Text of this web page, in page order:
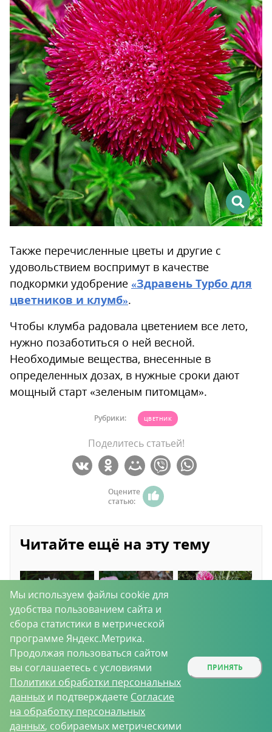
Также перечисленные цветы и другие с
удовольствием воспримут в качестве
подкормки удобрение «Здравень Турбо для
цветников и клумб».
Чтобы клумба радовала цветением все лето,
нужно позаботиться о ней весной.
Необходимые вещества, внесенные в
определенных дозах, в нужные сроки дают
мощный старт «зеленым питомцам».
Рубрики: ЦВЕТНИК
Поделитесь статьей!
Оцените
статью:
Читайте ещё на эту тему
Астры: пересадка
стимулирует
цветение
Чем подкормить
розы для пышного
цветения.
Органические и
минеральные
удобрения
Что посадить с
пионами:
желательные и
нежелательные
Мы используем файлы cookie для
удобства пользованием сайта и
сбора статистики в метрической
программе Яндекс.Метрика.
Продолжая пользоваться сайтом
вы соглашаетесь с условиями
Политики обработки персональных
данных и подтверждаете Согласие
на обработку персональных
данных, собираемых метрическими
ПРИНЯТЬ